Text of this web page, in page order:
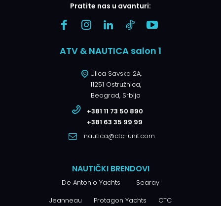
Pratite nas u avanturi:
ATV & NAUTICA salon 1
Ulica Savska 2A,
11251 Ostružnica,
Beograd, Srbija
+381 11 73 50 890
+381 63 35 99 99
nautica@ctc-unit.com
NAUTIČKI BRENDOVI
De Antonio Yachts
Searay
Jeanneau Protagon Yachts
CTC